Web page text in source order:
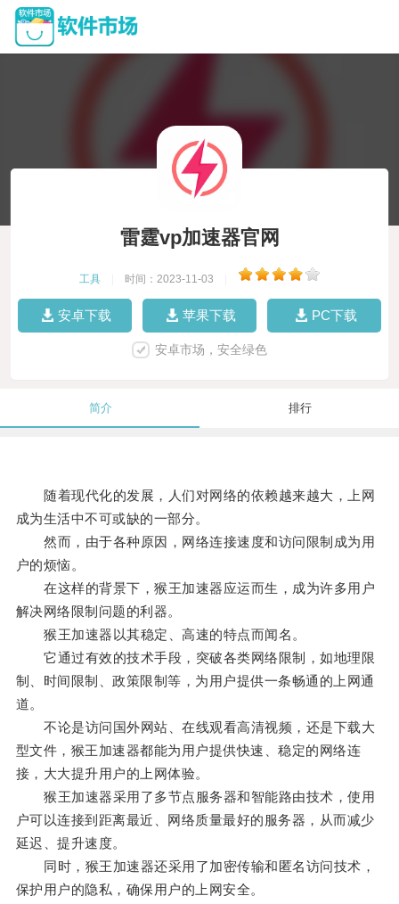
雷霆vp加速器官网
工具 时间：2023-11-03
安卓下载 苹果下载 PC下载
安卓市场，安全绿色
简介 排行
随着现代化的发展，人们对网络的依赖越来越大，上网
成为生活中不可或缺的一部分。
然而，由于各种原因，网络连接速度和访问限制成为用
户的烦恼。
在这样的背景下，猴王加速器应运而生，成为许多用户
解决网络限制问题的利器。
猴王加速器以其稳定、高速的特点而闻名。
它通过有效的技术手段，突破各类网络限制，如地理限
制、时间限制、政策限制等，为用户提供一条畅通的上网通
道。
不论是访问国外网站、在线观看高清视频，还是下载大
型文件，猴王加速器都能为用户提供快速、稳定的网络连
接，大大提升用户的上网体验。
猴王加速器采用了多节点服务器和智能路由技术，使用
户可以连接到距离最近、网络质量最好的服务器，从而减少
延迟、提升速度。
同时，猴王加速器还采用了加密传输和匿名访问技术，
保护用户的隐私，确保用户的上网安全。